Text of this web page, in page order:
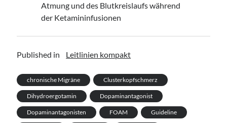
Atmung und des Blutkreislaufs während
der Ketamininfusionen
Published in Leitlinien kompakt
chronische Migräne Clusterkopfschmerz
Dihydroergotamin Dopaminantagonist
Dopaminantagonisten FOAM Guideline